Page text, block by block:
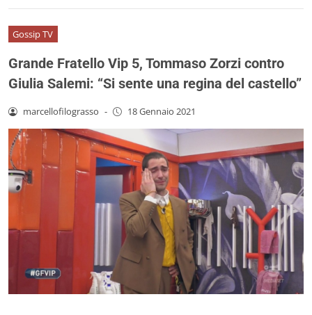
Gossip TV
Grande Fratello Vip 5, Tommaso Zorzi contro
Giulia Salemi: “Si sente una regina del castello”
marcellofilograsso - 18 Gennaio 2021